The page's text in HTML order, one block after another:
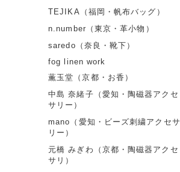
TEJIKA（福岡・帆布バッグ）
n.number（東京・革小物）
saredo（奈良・靴下）
fog linen work
薫玉堂（京都・お香）
中島 奈緒子（愛知・陶磁器アクセ
サリー）
mano（愛知・ビーズ刺繍アクセサ
リー）
元橋 みぎわ（京都・陶磁器アクセ
サリ）